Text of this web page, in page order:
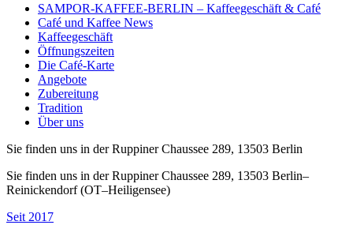
SAMPOR-KAFFEE-BERLIN – Kaffeegeschäft & Café
Café und Kaffee News
Kaffeegeschäft
Öffnungszeiten
Die Café-Karte
Angebote
Zubereitung
Tradition
Über uns
Sie finden uns in der Ruppiner Chaussee 289, 13503 Berlin
Sie finden uns in der Ruppiner Chaussee 289, 13503 Berlin–
Reinickendorf (OT–Heiligensee)
Seit 2017